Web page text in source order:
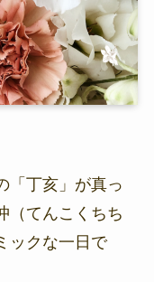
「丁亥」が真っ
（てんこくちち
ックな一日で